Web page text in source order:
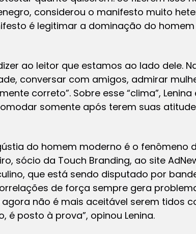
considerou o manifesto muito
é legitimar a dominação do
ao leitor que estamos ao lado dele.
conversar com amigos, admirar
correto”. Sobre esse “clima”,
somente após terem suas
do homem moderno é o fenômeno
sócio da Touch Branding, ao site
que está sendo disputado por
de força sempre gera
não é mais aceitável serem tidos
é posto à prova”, opinou Lenina.